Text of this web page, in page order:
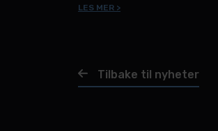
LES MER >
Tilbake til nyheter